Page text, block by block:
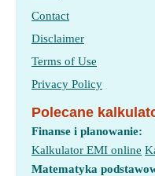
Contact
Disclaimer
Terms of Use
Privacy Policy
Polecane
Finanse i planowanie:
Kalkulator EMI online
Matematyka